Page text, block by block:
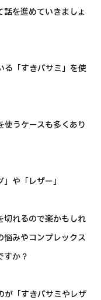
を進めていきましょ
る「すきバサミ」を使
使うケースも多くあり
や「レザー」
切れるので楽かもしれ
悩みやコンプレックス
すか？
が「すきバサミやレザ